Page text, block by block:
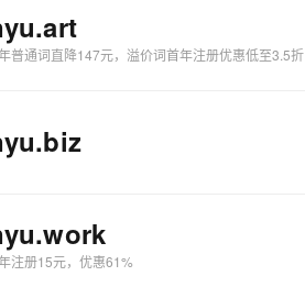
.art
普通词直降147元，溢价词首年注册优惠低至3.5折
.biz
.work
注册15元，优惠61%